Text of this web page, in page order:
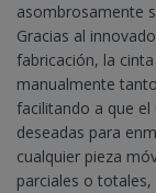
asombrosamente
Gracias al
fabricación, la cinta
manualmente
facilitando a que el
deseadas para
cualquier pieza
parciales o